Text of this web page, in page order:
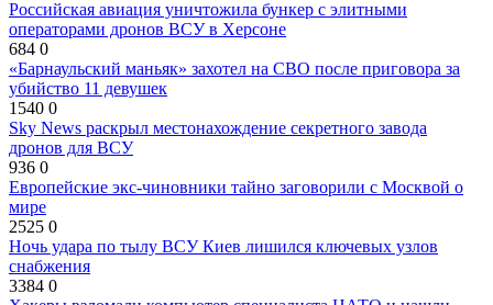
Российская авиация уничтожила бункер с элитными
операторами дронов ВСУ в Херсоне
684 0
«Барнаульский маньяк» захотел на СВО после приговора за
убийство 11 девушек
1540 0
Sky News раскрыл местонахождение секретного завода
дронов для ВСУ
936 0
Европейские экс-чиновники тайно заговорили с Москвой о
мире
2525 0
Ночь удара по тылу ВСУ Киев лишился ключевых узлов
снабжения
3384 0